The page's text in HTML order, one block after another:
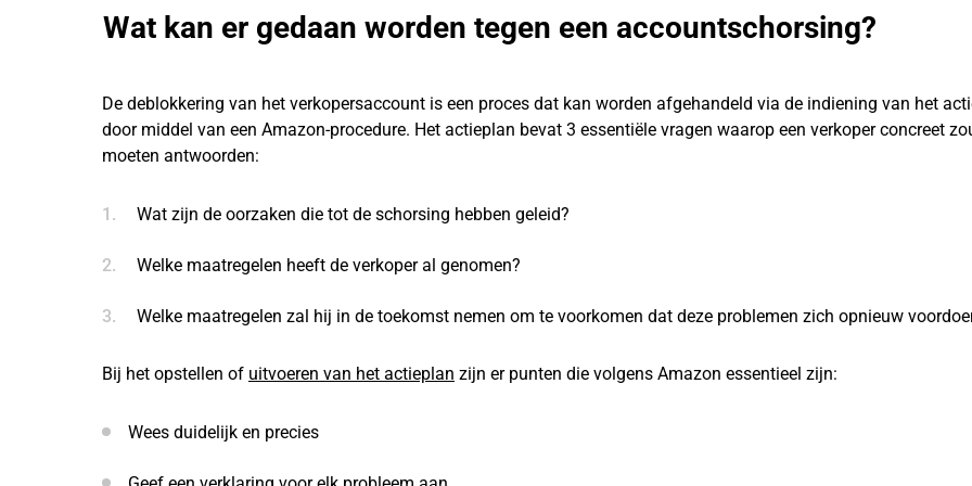
Wat kan er gedaan worden tegen een accountschorsing?
De deblokkering van het verkopersaccount is een proces dat kan worden afgehandeld via de indiening van het
door middel van een Amazon-procedure. Het actieplan bevat 3 essentiële vragen waarop een verkoper concreet
moeten antwoorden:
Wat zijn de oorzaken die tot de schorsing hebben geleid?
Welke maatregelen heeft de verkoper al genomen?
Welke maatregelen zal hij in de toekomst nemen om te voorkomen dat deze problemen zich opnieuw
Bij het opstellen of uitvoeren van het actieplan zijn er punten die volgens Amazon essentieel zijn:
Wees duidelijk en precies